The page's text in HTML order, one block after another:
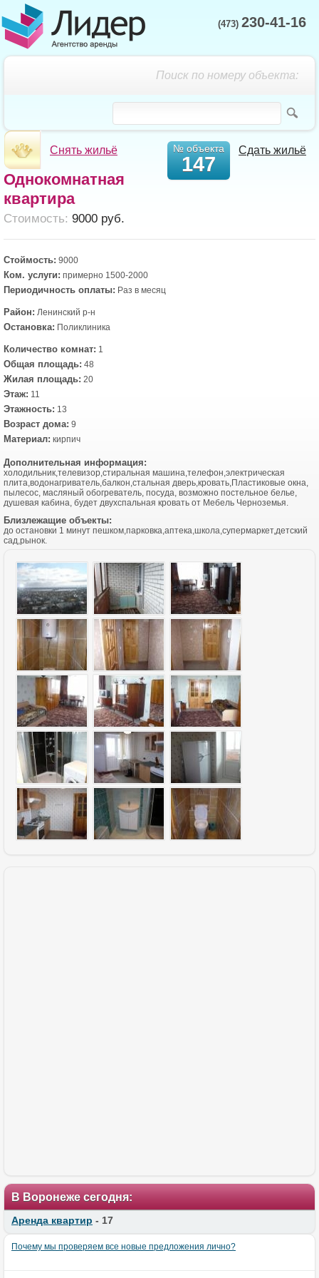
(473) 230-41-16
Поиск по номеру объекта:
Снять жильё Сдать жильё
№ объекта
147
Однокомнатная
квартира
Cтоимость: 9000 руб.
Стоймость: 9000
Ком. услуги: примерно 1500-2000
Периодичность оплаты: Раз в месяц
Район: Ленинский р-н
Остановка: Поликлиника
Количество комнат: 1
Общая площадь: 48
Жилая площадь: 20
Этаж: 11
Этажность: 13
Возраст дома: 9
Материал: кирпич
Дополнительная информация:
холодильник,телевизор,стиральная машина,телефон,электрическая
плита,водонагриватель,балкон,стальная дверь,кровать,Пластиковые окна,
пылесос, масляный обогреватель, посуда, возможно постельное белье,
душевая кабина, будет двухспальная кровать от Мебель Черноземья.
Близлежащие объекты:
до остановки 1 минут пешком,парковка,аптека,школа,супермаркет,детский
сад,рынок.
В Воронеже сегодня:
Аренда квартир - 17
Почему мы проверяем все новые предложения лично?